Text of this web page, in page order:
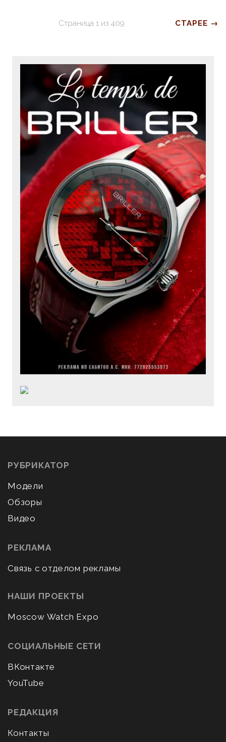
Страница 1из 409 СТАРЕЕ →
РУБРИКАТОР
Модели
Обзоры
Видео
РЕКЛАМА
Связь с отделом рекламы
НАШИ ПРОЕКТЫ
Moscow Watch Expo
СОЦИАЛЬНЫЕ СЕТИ
ВКонтакте
YouTube
РЕДАКЦИЯ
Контакты